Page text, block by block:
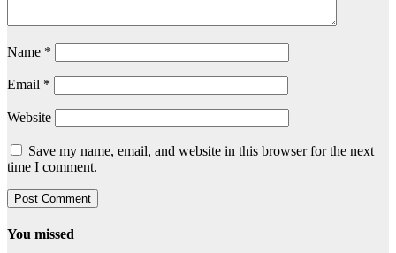
Name *
Email *
Website
Save my name, email, and website in this browser for the next
time I comment.
You missed